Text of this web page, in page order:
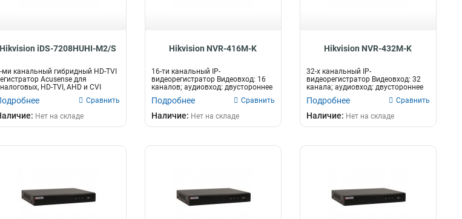
Hikvision iDS-7208HUHI-M2/S
ми канальный гибридный HD-TVI
Acusense для
HD-TVI, AHD и CVI
камер +...
Сравнить
Нет на складе
Hikvision NVR-416M-K
16-ти канальный IP-
видеорегистратор Видеовход: 16
каналов; аудиовход: двустороннее
аудио 1 кана...
Подробнее Сравнить
Наличие: Нет на складе
Hikvision NVR-432M-K
32-х канальный IP-
видеорегистратор Видеовход: 32
канала; аудиовход: двустороннее
аудио 1 канал...
Подробнее Сравнить
Наличие: Нет на складе